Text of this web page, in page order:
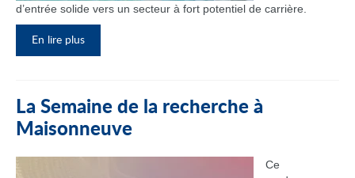
d’entrée solide vers un secteur à fort potentiel de carrière.
En lire plus
La Semaine de la recherche à
Maisonneuve
Ce